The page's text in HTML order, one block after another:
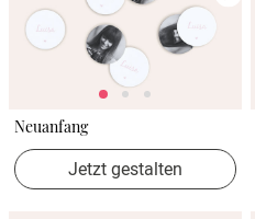
Neuanfang
Jetzt gestalten